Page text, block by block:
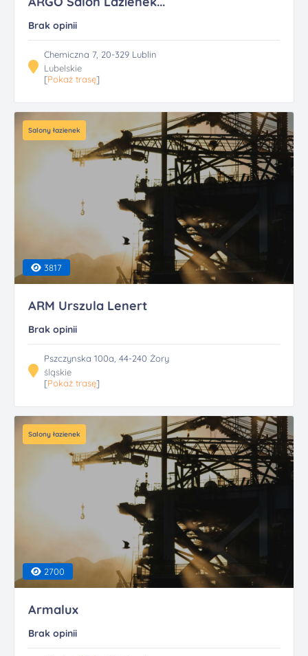
Brak opinii
Chemiczna 7, 20-329 Lublin
Lubelskie
[Pokaż trasę]
Salony łazienek
3817
ARM Urszula Lenert
Brak opinii
Pszczynska 100a, 44-240 Żory
śląskie
[Pokaż trasę]
Salony łazienek
2700
Armalux
Brak opinii